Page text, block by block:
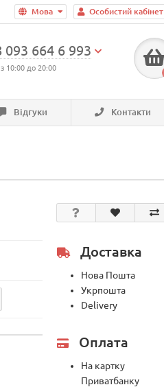
Особистий кабінет
Мова
093 664 6 993
10:00 до 20:00
Відгуки Контакти
Доставка
Нова Пошта
Укрпошта
Delivery
Оплата
На картку
Приватбанку